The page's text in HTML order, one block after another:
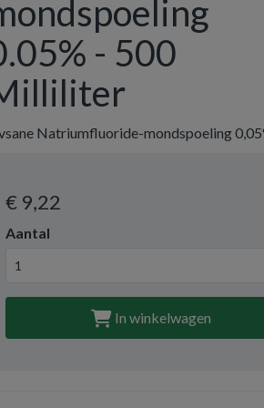
- 500
Natriumfluoride-mondspoeling
€ 9,22
Aantal
In winkelwagen